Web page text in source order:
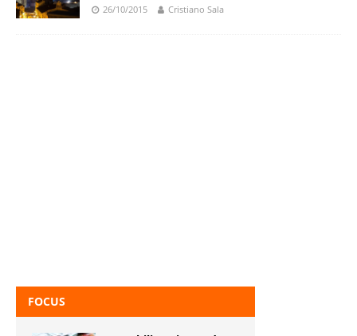
26/10/2015 Cristiano Sala
FOCUS